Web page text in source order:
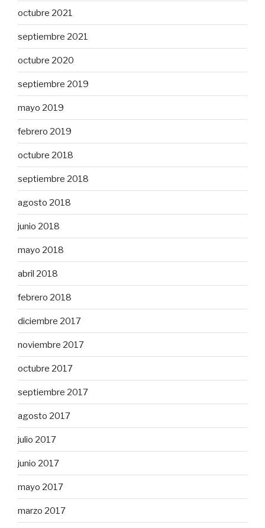
octubre 2021
septiembre 2021
octubre 2020
septiembre 2019
mayo 2019
febrero 2019
octubre 2018
septiembre 2018
agosto 2018
junio 2018
mayo 2018
abril 2018
febrero 2018
diciembre 2017
noviembre 2017
octubre 2017
septiembre 2017
agosto 2017
julio 2017
junio 2017
mayo 2017
marzo 2017